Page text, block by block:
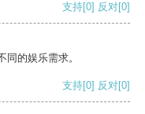
支持[0] 反对[0]
的娱乐需求。
支持[0] 反对[0]